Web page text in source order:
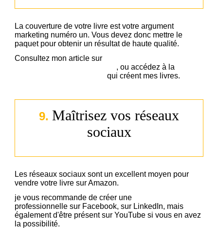
La couverture de votre livre est votre argument
marketing numéro un. Vous devez donc mettre le
paquet pour obtenir un résultat de haute qualité.
Consultez mon article sur
, ou accédez à la
qui créent mes livres.
9. Maîtrisez vos réseaux
sociaux
Les réseaux sociaux sont un excellent moyen pour
vendre votre livre sur Amazon.
je vous recommande de créer une
professionnelle sur Facebook, sur LinkedIn, mais
également d'être présent sur YouTube si vous en avez
la possibilité.